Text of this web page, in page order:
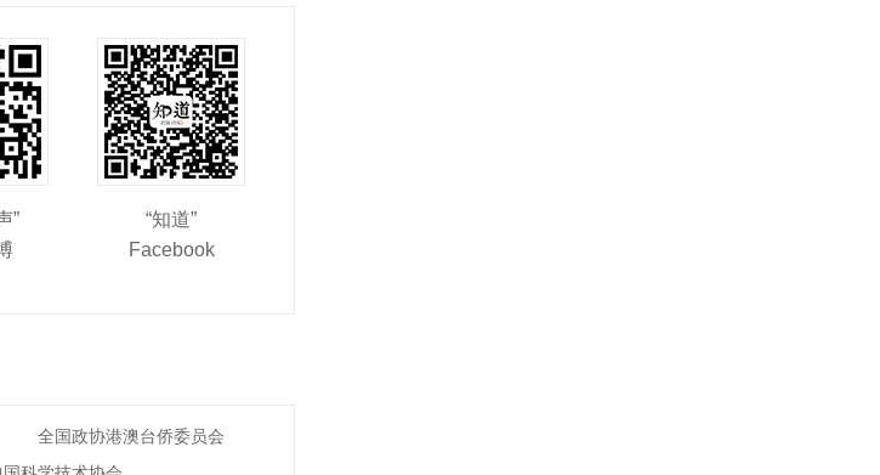
”
“知道”
Facebook
全国政协港澳台侨委员会